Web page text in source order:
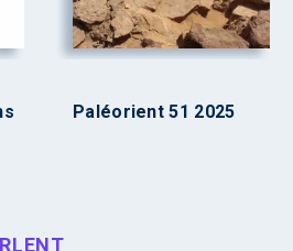
Paléorient 51 2025